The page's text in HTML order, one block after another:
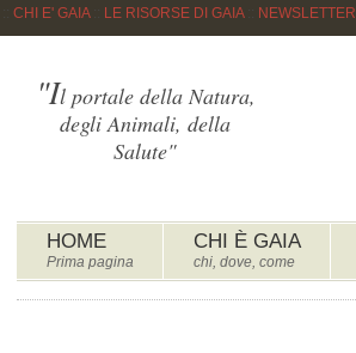
CHI E' GAIA:: LE RISORSE DI GAIA:: NEWSLETTER
HOME
Prima pagina
CHI È GAIA
chi, dove, come
"Il portale della Natura,
degli Animali, della
Salute"